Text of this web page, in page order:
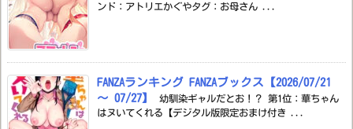
ンド：アトリエかぐやタグ：お母さん ...
FANZAランキング FANZAブックス【2026/07/21
～ 07/27】
幼馴染ギャルだとお！？ 第1位：華ちゃん
はヌいてくれる【デジタル版限定おまけ付き ...